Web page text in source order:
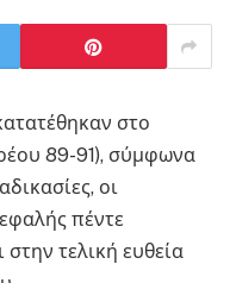
στο
89-91), σύμφωνα
οι
πέντε
τελική ευθεία